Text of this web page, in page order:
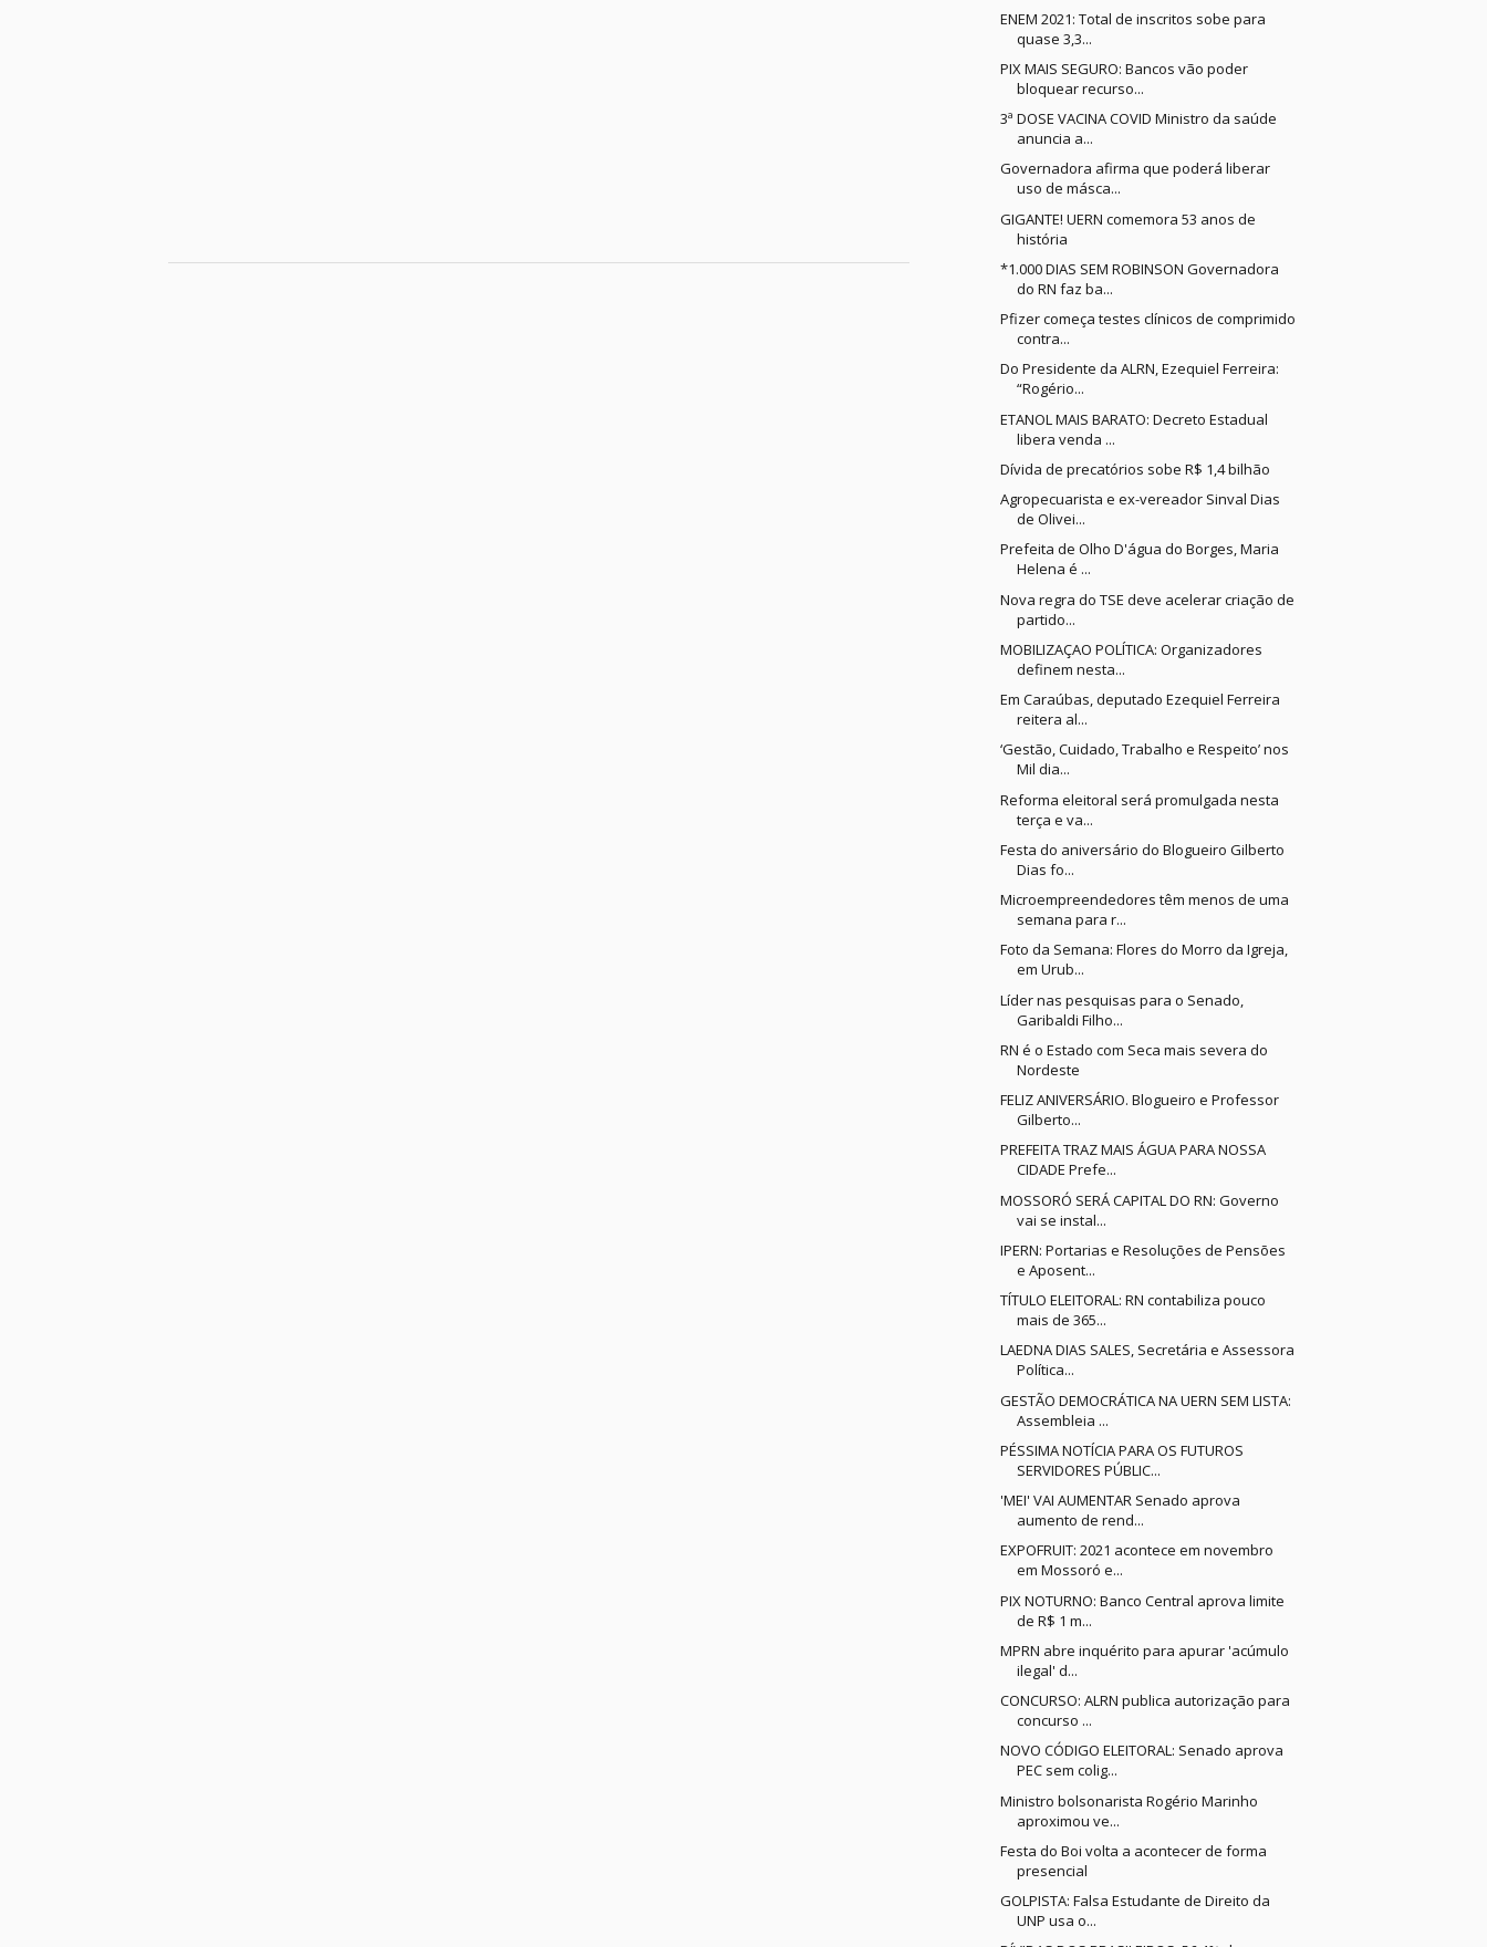
ENEM 2021: Total de inscritos sobe para
quase 3,3...
PIX MAIS SEGURO: Bancos vão poder
bloquear recurso...
3ª DOSE VACINA COVID Ministro da saúde
anuncia a...
Governadora afirma que poderá liberar
uso de másca...
GIGANTE! UERN comemora 53 anos de
história
*1.000 DIAS SEM ROBINSON Governadora
do RN faz ba...
Pfizer começa testes clínicos de comprimido
contra...
Do Presidente da ALRN, Ezequiel Ferreira:
“Rogério...
ETANOL MAIS BARATO: Decreto Estadual
libera venda ...
Dívida de precatórios sobe R$ 1,4 bilhão
Agropecuarista e ex-vereador Sinval Dias
de Olivei...
Prefeita de Olho D'água do Borges, Maria
Helena é ...
Nova regra do TSE deve acelerar criação de
partido...
MOBILIZAÇAO POLÍTICA: Organizadores
definem nesta...
Em Caraúbas, deputado Ezequiel Ferreira
reitera al...
‘Gestão, Cuidado, Trabalho e Respeito’ nos
Mil dia...
Reforma eleitoral será promulgada nesta
terça e va...
Festa do aniversário do Blogueiro Gilberto
Dias fo...
Microempreendedores têm menos de uma
semana para r...
Foto da Semana: Flores do Morro da Igreja,
em Urub...
Líder nas pesquisas para o Senado,
Garibaldi Filho...
RN é o Estado com Seca mais severa do
Nordeste
FELIZ ANIVERSÁRIO. Blogueiro e Professor
Gilberto...
PREFEITA TRAZ MAIS ÁGUA PARA NOSSA
CIDADE Prefe...
MOSSORÓ SERÁ CAPITAL DO RN: Governo
vai se instal...
IPERN: Portarias e Resoluções de Pensões
e Aposent...
TÍTULO ELEITORAL: RN contabiliza pouco
mais de 365...
LAEDNA DIAS SALES, Secretária e Assessora
Política...
GESTÃO DEMOCRÁTICA NA UERN SEM LISTA:
Assembleia ...
PÉSSIMA NOTÍCIA PARA OS FUTUROS
SERVIDORES PÚBLIC...
'MEI' VAI AUMENTAR Senado aprova
aumento de rend...
EXPOFRUIT: 2021 acontece em novembro
em Mossoró e...
PIX NOTURNO: Banco Central aprova limite
de R$ 1 m...
MPRN abre inquérito para apurar 'acúmulo
ilegal' d...
CONCURSO: ALRN publica autorização para
concurso ...
NOVO CÓDIGO ELEITORAL: Senado aprova
PEC sem colig...
Ministro bolsonarista Rogério Marinho
aproximou ve...
Festa do Boi volta a acontecer de forma
presencial
GOLPISTA: Falsa Estudante de Direito da
UNP usa o...